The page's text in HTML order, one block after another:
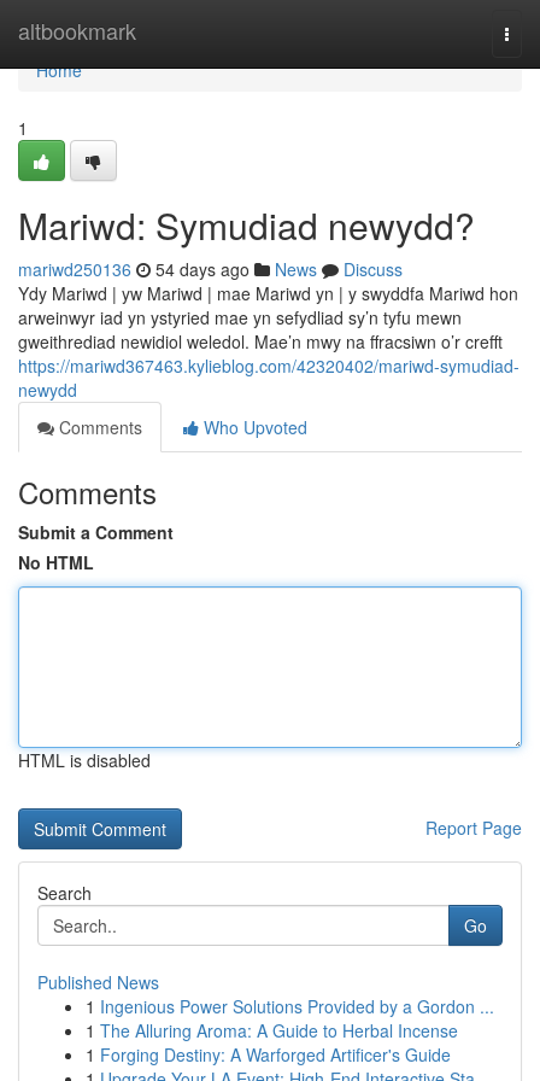
altbookmark
Home
Home
1
Mariwd: Symudiad newydd?
mariwd250136 54 days ago News
Discuss
Ydy Mariwd | yw Mariwd | mae Mariwd yn | y swyddfa Mariwd hon
arweinwyr iad yn ystyried mae yn sefydliad sy’n tyfu mewn
gweithrediad newidiol weledol. Mae’n mwy na ffracsiwn o’r crefft
https://mariwd367463.kylieblog.com/42320402/mariwd-symudiad-
newydd
Comments
Who Upvoted
Comments
Submit a Comment
No HTML
HTML is disabled
Report Page
Search
Go
Published News
1 Ingenious Power Solutions Provided by a Gordon ...
1 The Alluring Aroma: A Guide to Herbal Incense
1 Forging Destiny: A Warforged Artificer's Guide